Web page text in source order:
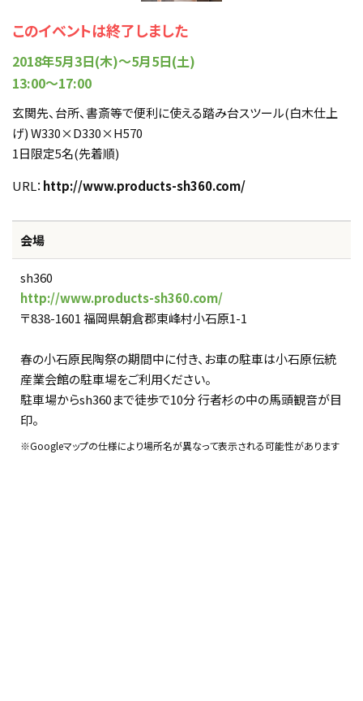
このイベントは終了しました
2018年5月3日(木)～5月5日(土)
13:00〜17:00
玄関先、台所、書斎等で便利に使える踏み台スツール(白木仕上
げ) W330×D330×H570
1日限定5名(先着順)
URL： http://www.products-sh360.com/
会場
sh360
http://www.products-sh360.com/
〒838-1601 福岡県朝倉郡東峰村小石原1-1
春の小石原民陶祭の期間中に付き、お車の駐車は小石原伝統
産業会館の駐車場をご利用ください。
駐車場からsh360まで徒歩で10分 行者杉の中の馬頭観音が目
印。
※Googleマップの仕様により場所名が異なって表示される可能性があります